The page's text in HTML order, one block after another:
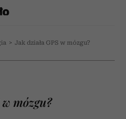
> Jak działa GPS w mózgu?
mózgu?